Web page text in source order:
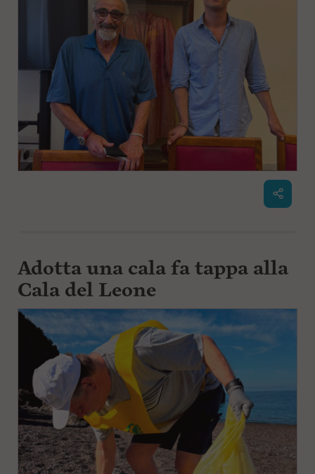
Adotta una cala fa tappa alla
Cala del Leone